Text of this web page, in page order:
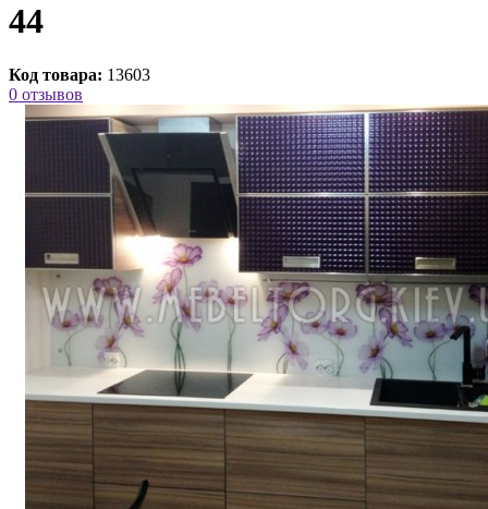
44
Код товара: 13603
0 отзывов